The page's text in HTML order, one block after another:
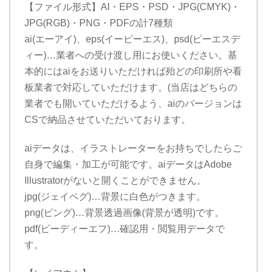
【ファイル形式】AI・EPS・PSD・JPG(CMYK)・
JPG(RGB)・PNG・PDFの計7種類
ai(エーアイ)、eps(イーピーエス)、psd(ピーエスデ
ィー)…業者への受け渡し用にお使いください。基
本的にはaiをお送りいただければ殆どの印刷所や看
板業者で対応していただけます。(当店はどちらの
業者でも開いていただけるよう、aiのバージョンは
CSで納品させていただいております。
aiデータは、イラストレーターをお持ちでしたらご
自身で編集・加工が可能です。aiデータはAdobe
Illustratorがないと開くことができません。
jpg(ジェイペグ)…背景に白色がつきます。
png(ピング)…背景透過画像(背景が透明)です。
pdf(ピーディーエフ)…確認用・閲覧用データで
す。